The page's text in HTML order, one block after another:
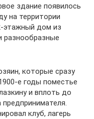
здание появилось
на территории
этажный дом из
разнообразные
которые сразу
е годы поместье
и вплоть до
клуб, лагерь